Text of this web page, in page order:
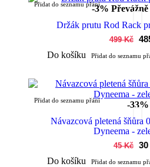
-3%
Přidat do seznamu přání
Držák prutu Rod Rack
499 Kč
Do košíku
Přidat do seznamu
-33%
Přidat do seznamu přání
Návazcová pletená šňůra
Dyneema -
45 Kč
Do košíku
Přidat do seznamu